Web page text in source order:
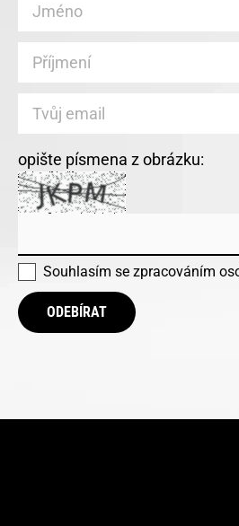
opište písmena z obrázku:
Souhlasím se zpracováním
ODEBÍRAT